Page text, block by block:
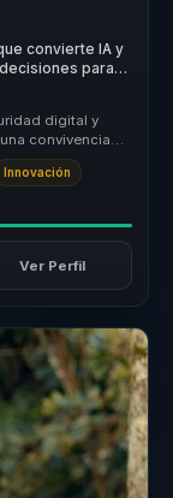
convierte IA y
para
digital y
convivencia
Innovación
Ver Perfil